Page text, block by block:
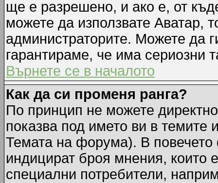
ще е разрешено, и ако е, от
можете да използвате Аватар,
администраторите. Можете да
гарантираме, че има сериозни
Върнете се в началото
Как да си променя ранга?
По принцип не можете
показва под името ви в темите
Темата на форума). В повечето
индицират броя мнения, които
специални потребители,